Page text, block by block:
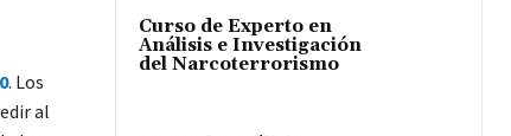
. Los
al
Curso de Experto en
Análisis e Investigación
del Narcoterrorismo